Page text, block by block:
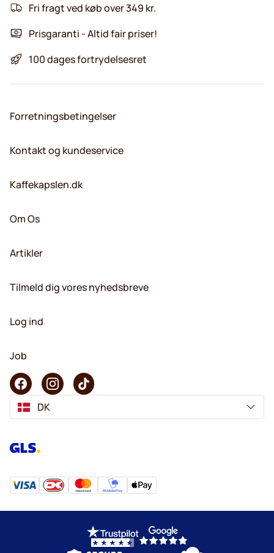
Fri fragt ved køb over 349 kr.
Prisgaranti - Altid fair priser!
100 dages fortrydelsesret
Forretningsbetingelser
Kontakt og kundeservice
Kaffekapslen.dk
Om Os
Artikler
Tilmeld dig vores nyhedsbreve
Log ind
Job
DK